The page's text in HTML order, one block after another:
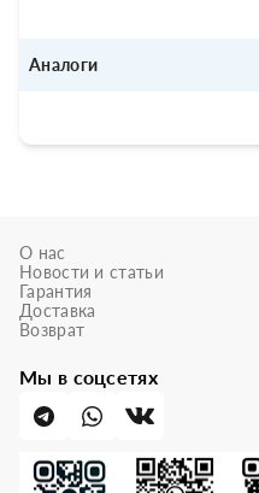
Аналоги
О нас
Новости и статьи
Гарантия
Доставка
Возврат
Мы в соцсетях